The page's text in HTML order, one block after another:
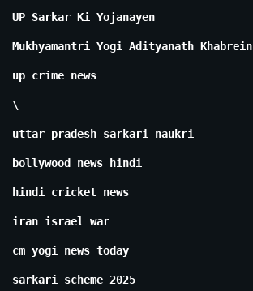
UP Sarkar Ki Yojanayen
Mukhyamantri Yogi Adityanath Khabrein
up crime news
\
uttar pradesh sarkari naukri
bollywood news hindi
hindi cricket news
iran israel war
cm yogi news today
sarkari scheme 2025